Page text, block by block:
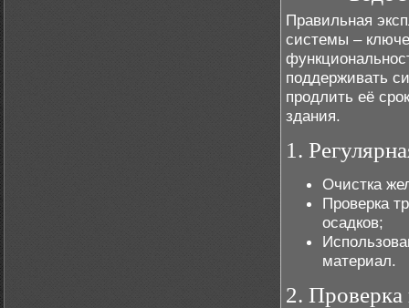
Правильная
системы –
поддерживать
продлить её
здания.
1.
Очистка
Проверка
осадков;
материал.
2. Проверка